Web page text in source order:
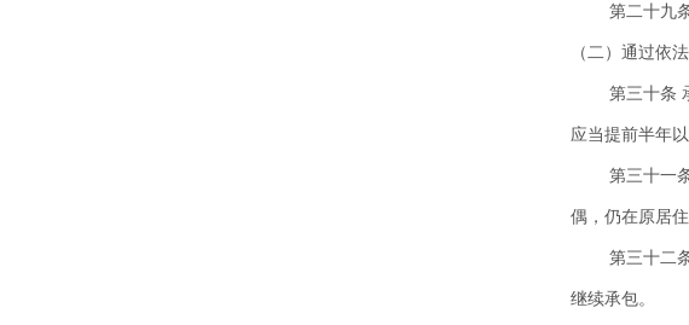
第二十九
（二）通过依
第三十条
应当提前半年
第三十一
偶，仍在原居
第三十二
继续承包。